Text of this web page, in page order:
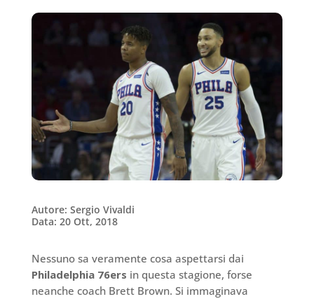
Autore: Sergio Vivaldi
Data: 20 Ott, 2018
Nessuno sa veramente cosa aspettarsi dai
Philadelphia 76ers in questa stagione, forse
neanche coach Brett Brown. Si immaginava